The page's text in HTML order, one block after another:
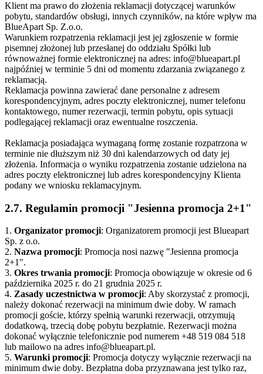
Klient ma prawo do złożenia reklamacji dotyczącej warunków
pobytu, standardów obsługi, innych czynników, na które wpływ ma
BlueApart Sp. Z.o.o.
Warunkiem rozpatrzenia reklamacji jest jej zgłoszenie w formie
pisemnej złożonej lub przesłanej do oddziału Spółki lub
równoważnej formie elektronicznej na adres: info@blueapart.pl
najpóźniej w terminie 5 dni od momentu zdarzania związanego z
reklamacją.
Reklamacja powinna zawierać dane personalne z adresem
korespondencyjnym, adres poczty elektronicznej, numer telefonu
kontaktowego, numer rezerwacji, termin pobytu, opis sytuacji
podlegającej reklamacji oraz ewentualne roszczenia.
Reklamacja posiadająca wymaganą formę zostanie rozpatrzona w
terminie nie dłuższym niż 30 dni kalendarzowych od daty jej
złożenia. Informacja o wyniku rozpatrzenia zostanie udzielona na
adres poczty elektronicznej lub adres korespondencyjny Klienta
podany we wniosku reklamacyjnym.
2.7. Regulamin promocji "Jesienna promocja 2+1"
1. Organizator promocji: Organizatorem promocji jest Blueapart
Sp. z o.o.
2. Nazwa promocji: Promocja nosi nazwę "Jesienna promocja
2+1".
3. Okres trwania promocji: Promocja obowiązuje w okresie od 6
października 2025 r. do 21 grudnia 2025 r.
4. Zasady uczestnictwa w promocji: Aby skorzystać z promocji,
należy dokonać rezerwacji na minimum dwie doby. W ramach
promocji goście, którzy spełnią warunki rezerwacji, otrzymują
dodatkową, trzecią dobę pobytu bezpłatnie. Rezerwacji można
dokonać wyłącznie telefonicznie pod numerem +48 519 084 518
lub mailowo na adres info@blueapart.pl.
5. Warunki promocji: Promocja dotyczy wyłącznie rezerwacji na
minimum dwie doby. Bezpłatna doba przyznawana jest tylko raz,